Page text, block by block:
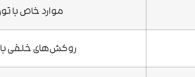
موارد خاص با
روکش‌های خلفی